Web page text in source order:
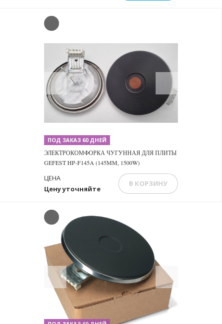
Previous Next
ПОД ЗАКАЗ 60 ДНЕЙ
ЭЛЕКТРОКОМФОРКА ЧУГУННАЯ ДЛЯ ПЛИТЫ
GEFEST HP-F145A (145MM, 1500W)
Цену уточняйте
ЦЕНА
В КОРЗИНУ
Previous Next